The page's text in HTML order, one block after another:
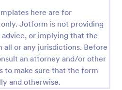
here are for
Jotform is not providing
or implying that the
all or any jurisdictions. Before
an attorney and/or other
to make sure that the form
and otherwise.